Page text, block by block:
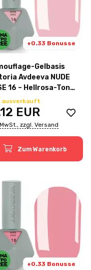
+0.33 Bonusse
Gelbasis
Avdeeva NUDE
16 – Hellrosa-Ton
ausverkauft
EUR
zzgl. Versand
Zum Warenkorb
+0.33 Bonusse